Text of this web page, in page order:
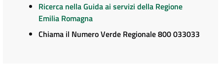
Ricerca nella Guida ai servizi della Regione
Emilia Romagna
Chiama il Numero Verde Regionale 800 033033